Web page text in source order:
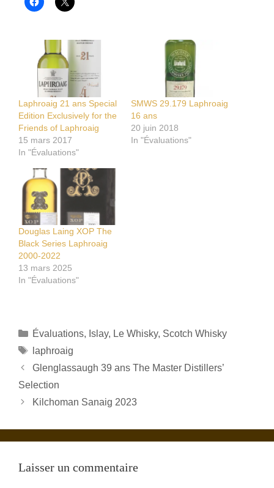
Laphroaig 21 ans Special
Edition Exclusively for the
Friends of Laphroaig
15 mars 2017
In "Évaluations"
SMWS 29.179 Laphroaig
16 ans
20 juin 2018
In "Évaluations"
Douglas Laing XOP The
Black Series Laphroaig
2000-2022
13 mars 2025
In "Évaluations"
Catégories
Évaluations, Islay, Le Whisky, Scotch Whisky
Étiquettes
laphroaig
Glenglassaugh 39 ans The Master Distillers’
Selection
Kilchoman Sanaig 2023
Laisser un commentaire